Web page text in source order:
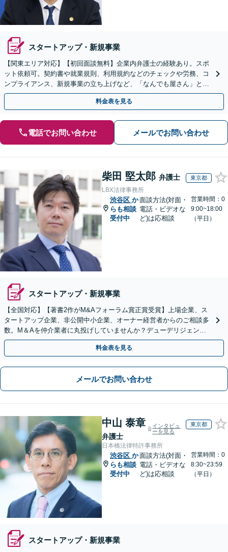
スタートアップ・新規事業
【関東エリア対応】【初回面談無料】企業内弁護士の経験あり。スポ
ット依頼可。契約書や就業規則、利用規約などのチェックや労務、コ
ンプライアンス、新規事業の立ち上げなど、「なんでも屋さん」とし
てオールマイティに対応します【休日・夜間面談可】
料金表を見る
電話でお問い合わせ メールでお問い合わせ
柴田 堅太郎 弁護士 東京都
LBX法律事務所
渋谷区 か
らも相談
受付中
面談方法(対面・
電話・ビデオな
ど)は応相談
営業時間：0
9:00~18:00
（平日）
スタートアップ・新規事業
【全国対応】【著書2作がM&Aフォーラム賞正賞受賞】上場企業、ス
タートアップ企業、非公開中小企業、オーナー経営者からのご相談多
数。M＆Aを仲介業者に丸投げしていませんか？デューデリジェンス
や契約書作成・交渉はお任せください【初回無料】
料金表を見る
メールでお問い合わせ
中山 泰章
弁護士
インタビュ
ーを見る
東京都
日本橋法律特許事務所
渋谷区 か
らも相談
受付中
面談方法(対面・
電話・ビデオな
ど)は応相談
営業時間：0
8:30~23:59
（平日）
スタートアップ・新規事業